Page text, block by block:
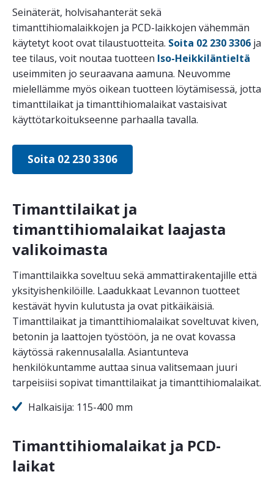
Seinäterät, holvisahanterät sekä
timanttihiomalaikkojen ja PCD-laikkojen vähemmän
käytetyt koot ovat tilaustuotteita. Soita 02 230 3306 ja
tee tilaus, voit noutaa tuotteen Iso-Heikkiläntieltä
useimmiten jo seuraavana aamuna. Neuvomme
mielellämme myös oikean tuotteen löytämisessä, jotta
timanttilaikat ja timanttihiomalaikat vastaisivat
käyttötarkoitukseenne parhaalla tavalla.
Soita 02 230 3306
Timanttilaikat ja
timanttihiomalaikat laajasta
valikoimasta
Timanttilaikka soveltuu sekä ammattirakentajille että
yksityishenkilöille. Laadukkaat Levannon tuotteet
kestävät hyvin kulutusta ja ovat pitkäikäisiä.
Timanttilaikat ja timanttihiomalaikat soveltuvat kiven,
betonin ja laattojen työstöön, ja ne ovat kovassa
käytössä rakennusalalla. Asiantunteva
henkilökuntamme auttaa sinua valitsemaan juuri
tarpeisiisi sopivat timanttilaikat ja timanttihiomalaikat.
Halkaisija: 115-400 mm
Timanttihiomalaikat ja PCD-
laikat